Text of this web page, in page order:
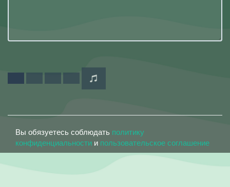
Вы обязуетесь соблюдать политику
конфиденциальности и пользовательское соглашение